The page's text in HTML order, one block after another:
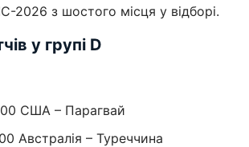
2026 з шостого місця у відборі.
у групі D
США – Парагвай
Австралія – Туреччина